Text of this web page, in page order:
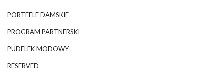
PORTFELE DAMSKIE
PROGRAM PARTNERSKI
PUDELEK MODOWY
RESERVED